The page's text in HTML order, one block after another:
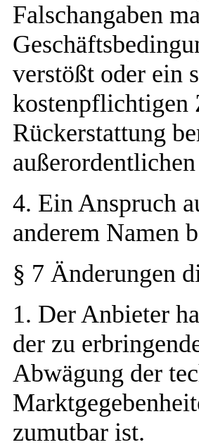
Falschangaben
verstößt oder ein
kostenpflichtigen
Rückerstattung
4. Ein Anspruch
anderem Namen
§ 7 Änderungen
1. Der Anbieter
der zu
Abwägung der
zumutbar ist.